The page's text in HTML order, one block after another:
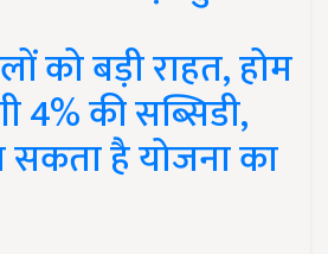
को बड़ी राहत, होम
4% की सब्सिडी,
सकता है योजना का